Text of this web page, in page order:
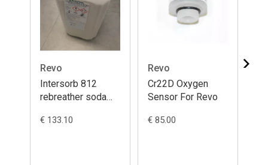
Revo
Intersorb 812
rebreather soda
€ 133.10
Revo
Cr22D Oxygen
Sensor For Revo
€ 85.00